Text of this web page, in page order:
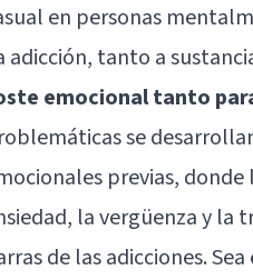
en personas
adicción, tanto a
emocional tanto
se
previas,
la vergüenza y la
de las adicciones.